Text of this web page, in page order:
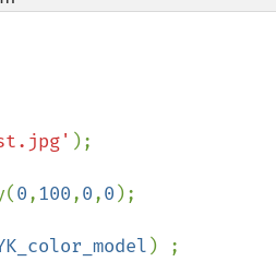
);
0,100,0,0 );
) ;